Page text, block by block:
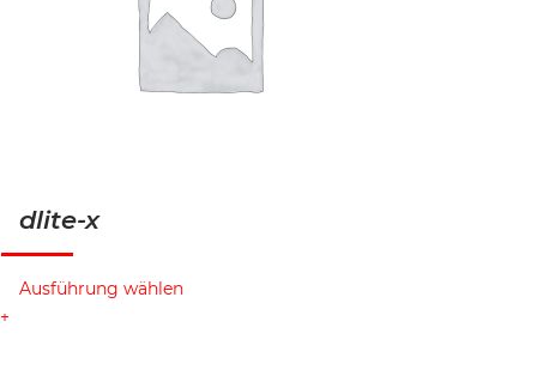
dlite-x
Ausführung wählen